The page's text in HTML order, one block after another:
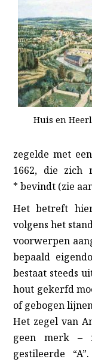
Huis en
zegelde met
1662, die zich
* bevindt (zie
Het betreft
volgens het
voorwerpen
bepaald
bestaat steeds
hout gekerfd
of gebogen
Het zegel van
geen merk –
gestileerde